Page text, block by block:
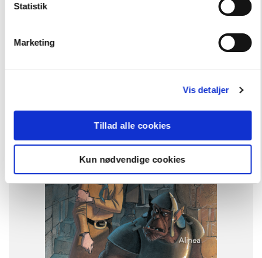
Statistik
Marketing
Vis detaljer
Tillad alle cookies
Kun nødvendige cookies
ISBN
+